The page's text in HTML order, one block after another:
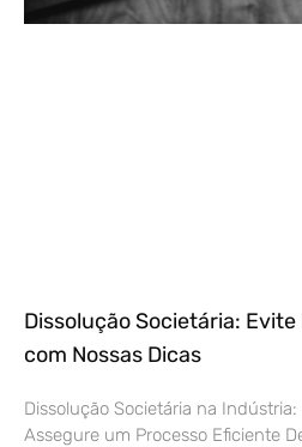
Dissolução Societária:
com Nossas Dicas
Dissolução Societária na
Assegure um Processo Eficiente